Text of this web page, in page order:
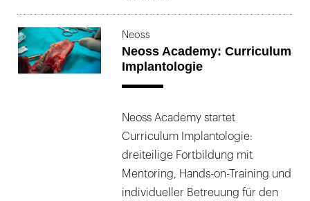
Neoss
Neoss Academy: Curriculum
Implantologie
Neoss Academy startet
Curriculum Implantologie:
dreiteilige Fortbildung mit
Mentoring, Hands-on-Training und
individueller Betreuung für den